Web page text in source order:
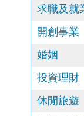
求職及就
開創事業
婚姻
投資理財
休閒旅遊